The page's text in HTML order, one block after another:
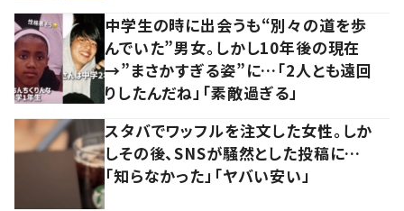
中学生の時に出会うも“別々の道を歩
んでいた”男女。しかし10年後の現在
→”まさかすぎる姿”に…「2人とも遠回
りしたんだね」「素敵過ぎる」
スタバでワッフルを注文した女性。しか
しその後、SNSが騒然とした投稿に…
「知らなかった」「ヤバい安い」